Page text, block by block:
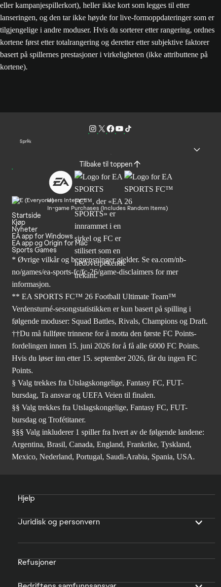
eller kampanjespillerkort), heller ikke kort som legges til etter
lanseringen, og den tar ikke høyde for live-formoppdateringer som er
tilgjengelige i andre moduser. Hvis du sorterer etter rangering, ordnes
kortene først etter totalrangering og deretter etter subjektive faktorer
basert på spillernes prestasjoner i virkeligheten (ikke attributtene på
kortene).
Språk
Tilbake til toppen
Users Interact
In-game Purchases (Includes Random Items)
Startside
Kjøp
Nyheter
EA app for Windows
EA app og Origin for Mac
Sports Games
* Øvrige vilkår og begrensninger gjelder. Se ea.com/nb-
no/games/ea-sports-fc/fc-26/game-disclaimers for mer
informasjon.
** EA SPORTS FC™ 26 Football Ultimate Team™
Verdensturné-sesongstatistikken er kun basert på spilling i
følgende moduser: Squad Battles, Rivals, Champions og Draft.
††Du må fullføre trinnene for å motta den første FC Points-
fordelingen innen 15. juni 2026 for å få alle 6000 FC Points.
Hvis du løser inn etter 15. september 2026, får du ingen FC
Points.
§ Valg trekkes fra Utslagskongelige, Fantasy FC, FUT-
bursdag, Ta ansvar og UEFA Veien til finalen.
§§ Valg trekkes fra Utslagskongelige, Fantasy FC, FUT-
bursdag og Trofétitaner.
§§§ Valg inkluderer 1 spiller fra hvert av de følgende landene:
Argentina, Brasil, Canada, England, Frankrike, Tyskland,
Mexico, Nederland, Portugal, Saudi-Arabia, Spania, USA.
Hjelp
Juridisk og personvern
Refusjoner